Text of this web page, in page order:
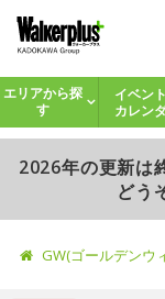
エリアから探
す
イベント
カレン
2026年の更新は
どう
GW(ゴールデンウ